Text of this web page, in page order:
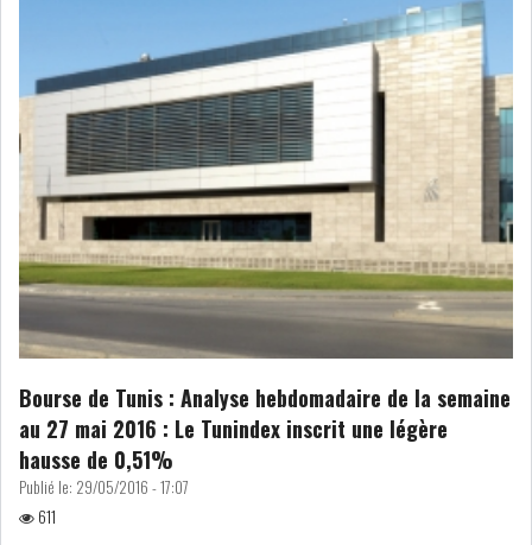
IRADA : PREMIER APPEL À
FONDATION POUR L...
RSS
POLITIQUE
ELECTIONS
PRÉSIDENTIELLES
ACTUALITÉS
GOUVERNEMENT
DIVERS
REPRÉSENTANTS DU
PEUPLE (ARP)
Bourse de Tunis : Analyse hebdomadaire de la semaine
au 27 mai 2016 : Le Tunindex inscrit une légère
hausse de 0,51%
Publié le: 29/05/2016 - 17:07
611